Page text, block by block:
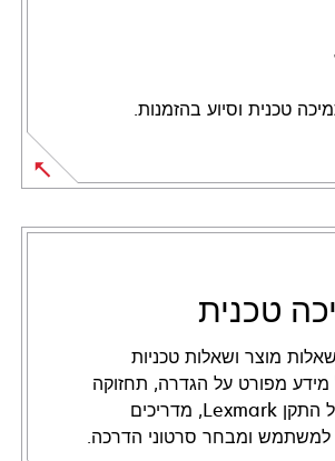
טכנית וסיוע בהזמנות.
טכנית
מוצר ושאלות טכניות
מידע מפורט על הגדרה, תחזוקה
ופתרון בעיות של התקן Lexmark, מדריכים
למשתמש ומבחר סרטוני הדרכה.